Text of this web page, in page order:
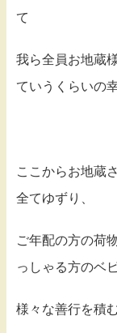
て
我ら全員お地蔵
ていうくらいの
ここからお地蔵
全てゆずり、
ご年配の方の荷
っしゃる方のベ
様々な善行を積